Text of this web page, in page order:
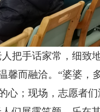
把手话家常， 细致
馨而融洽。 “婆婆，
心；现场，志愿者